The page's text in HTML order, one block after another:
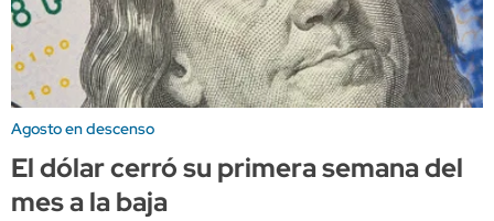
Agosto en descenso
El dólar cerró su primera semana del
mes a la baja